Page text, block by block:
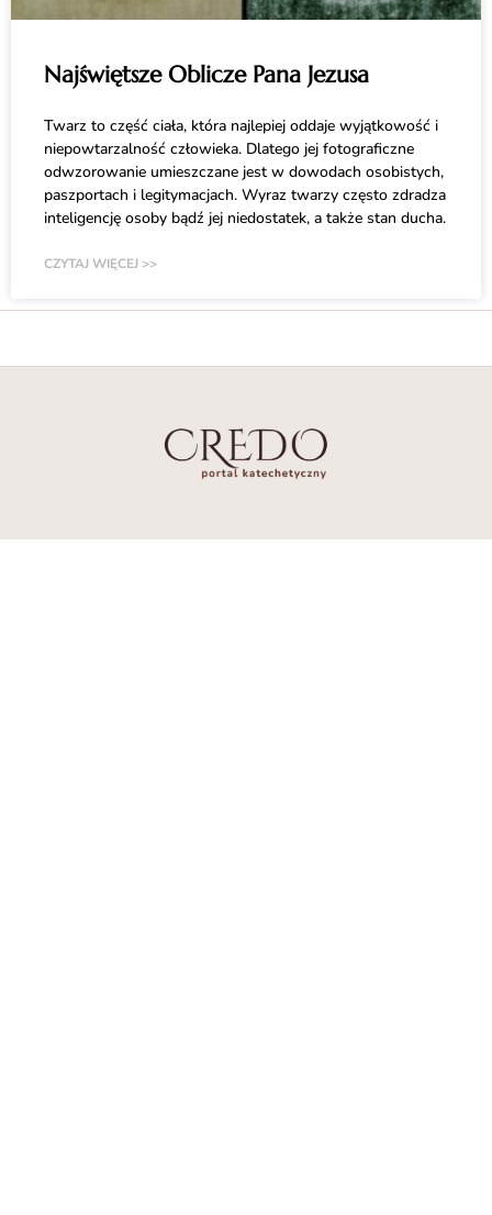
Najświętsze Oblicze Pana Jezusa
Twarz to część ciała, która najlepiej oddaje wyjątkowość i
niepowtarzalność człowieka. Dlatego jej fotograficzne
odwzorowanie umieszczane jest w dowodach osobistych,
paszportach i legitymacjach. Wyraz twarzy często zdradza
inteligencję osoby bądź jej niedostatek, a także stan ducha.
CZYTAJ WIĘCEJ >>